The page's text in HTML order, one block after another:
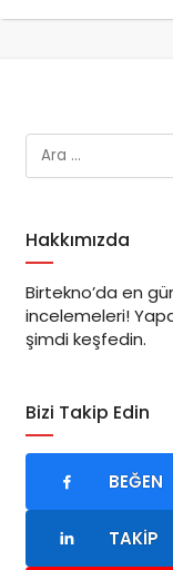
Hakkımızda
Birtekno’da en
incelemeleri!
şimdi keşfedin.
Bizi Takip Edin
BEĞEN
TAKIP